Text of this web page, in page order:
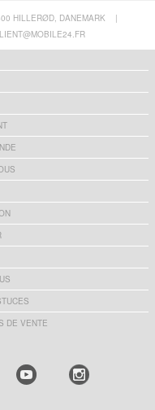
HILLERØD, DANEMARK
|
DE VENTE